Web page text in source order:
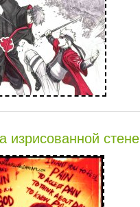
изрисованной стене